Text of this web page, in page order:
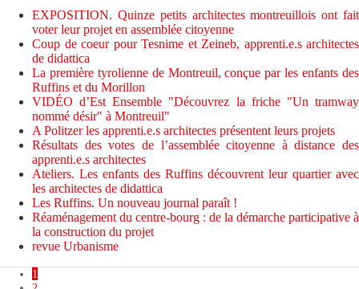
EXPOSITION. Quinze petits architectes montreuillois ont fait
voter leur projet en assemblée citoyenne
Coup de coeur pour Tesnime et Zeineb, apprenti.e.s architectes
de didattica
La première tyrolienne de Montreuil, conçue par les enfants des
Ruffins et du Morillon
VIDÉO d’Est Ensemble "Découvrez la friche "Un tramway
nommé désir" à Montreuil"
A Politzer les apprenti.e.s architectes présentent leurs projets
Résultats des votes de l’assemblée citoyenne à distance des
apprenti.e.s architectes
Ateliers. Les enfants des Ruffins découvrent leur quartier avec
les architectes de didattica
Les Ruffins. Un nouveau journal paraît !
Réaménagement du centre-bourg : de la démarche participative à
la construction du projet
revue Urbanisme
1